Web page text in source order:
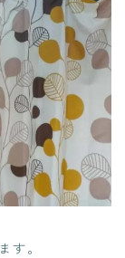
す。